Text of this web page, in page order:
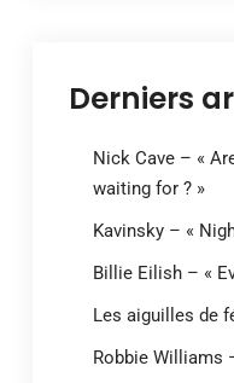
Derniers
Nick Cave – «
waiting for ? »
Kavinsky – «
Billie Eilish – «
Les aiguilles de
Robbie Williams